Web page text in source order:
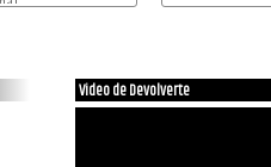
Video de Devolverte